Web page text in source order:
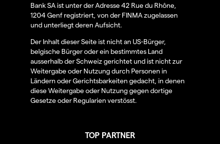
Bank SA ist unter der Adresse 42 Rue du Rhône,
1204 Genf registriert, von der FINMA zugelassen
und unterliegt deren Aufsicht.
Der Inhalt dieser Seite ist nicht an US-Bürger,
belgische Bürger oder ein bestimmtes Land
ausserhalb der Schweiz gerichtet und ist nicht zur
Weitergabe oder Nutzung durch Personen in
Ländern oder Gerichtsbarkeiten gedacht, in denen
diese Weitergabe oder Nutzung gegen dortige
Gesetze oder Regularien verstösst.
TOP PARTNER